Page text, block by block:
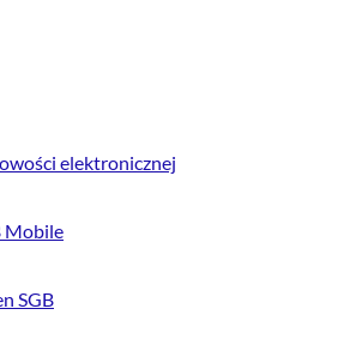
elektronicznej
Mobile
SGB